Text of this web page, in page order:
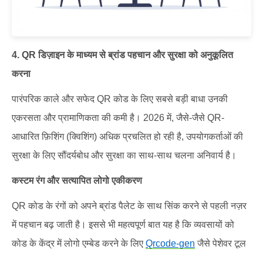
4. QR डिज़ाइन के माध्यम से ब्रांड पहचान और सुरक्षा को अनुकूलित
करना
पारंपरिक काले और सफेद QR कोड के लिए सबसे बड़ी बाधा उनकी
एकरसता और प्रामाणिकता की कमी है। 2026 में, जैसे-जैसे QR-
आधारित फ़िशिंग (क्विशिंग) अधिक प्रचलित हो रही है, उपयोगकर्ताओं की
सुरक्षा के लिए सौंदर्यबोध और सुरक्षा का साथ-साथ चलना अनिवार्य है।
कस्टम रंग और सत्यापित लोगो एकीकरण
QR कोड के रंगों को अपने ब्रांड पैलेट के साथ सिंक करने से पहली नज़र
में पहचान बढ़ जाती है। इससे भी महत्वपूर्ण बात यह है कि व्यवसायों को
कोड के केंद्र में लोगो एम्बेड करने के लिए Qrcode-gen जैसे पेशेवर टूल